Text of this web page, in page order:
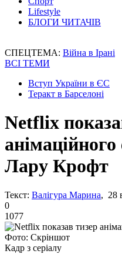
Lifestyle
БЛОГИ ЧИТАЧІВ
СПЕЦТЕМА: Війна в Ірані
ВСІ ТЕМИ
Вступ України в ЄС
Теракт в Барселоні
Netflix
анімаційного
Лару Крофт
Текст: Валігура Марина, 28
0
1077
Фото: Скріншот
Кадр з серіалу